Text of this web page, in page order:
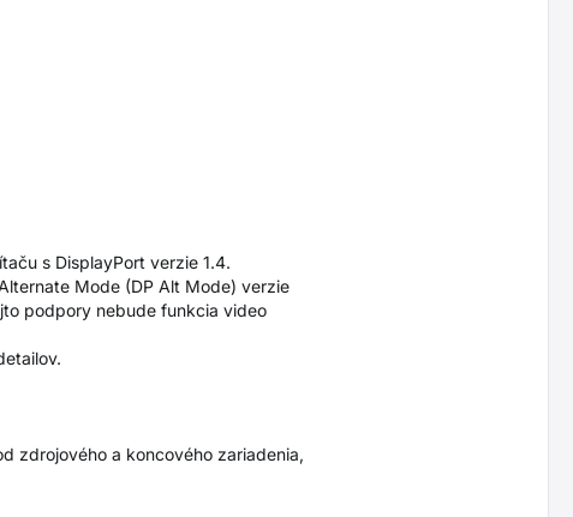
s DisplayPort verzie 1.4.
Mode (DP Alt Mode) verzie
podpory nebude funkcia video
zdrojového a koncového zariadenia,